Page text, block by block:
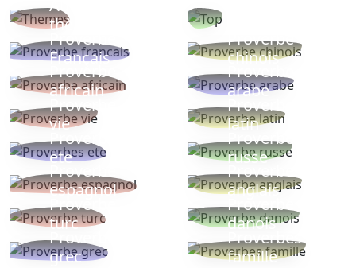
Autres
thèmes
Proverbe
Français
Proverbe
chinois
Proverbe
africain
Proverbe
arabe
Proverbe
vie
Proverbe
latin
Proverbes
ete
Proverbe
russe
Proverbe
espagnol
Proverbe
anglais
Proverbe
turc
Proverbe
danois
Proverbe
grec
Proverbes
famille